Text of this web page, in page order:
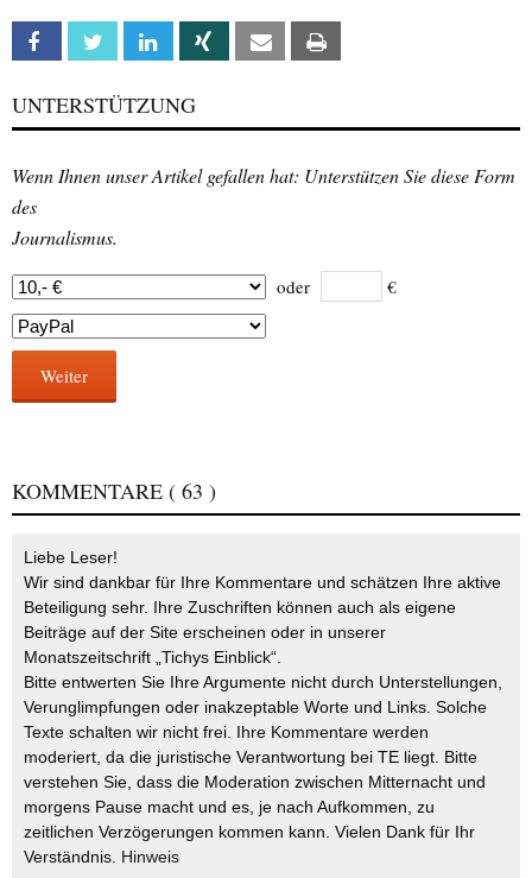
Facebook Twitter Linkedin Xing Email
UNTERSTÜTZUNG
Wenn Ihnen unser Artikel gefallen hat: Unterstützen Sie diese Form
des
Journalismus.
oder €
Weiter
KOMMENTARE ( 63 )
Liebe Leser!
Wir sind dankbar für Ihre Kommentare und schätzen Ihre aktive
Beteiligung sehr. Ihre Zuschriften können auch als eigene
Beiträge auf der Site erscheinen oder in unserer
Monatszeitschrift „Tichys Einblick“.
Bitte entwerten Sie Ihre Argumente nicht durch Unterstellungen,
Verunglimpfungen oder inakzeptable Worte und Links. Solche
Texte schalten wir nicht frei. Ihre Kommentare werden
moderiert, da die juristische Verantwortung bei TE liegt. Bitte
verstehen Sie, dass die Moderation zwischen Mitternacht und
morgens Pause macht und es, je nach Aufkommen, zu
zeitlichen Verzögerungen kommen kann. Vielen Dank für Ihr
Verständnis. Hinweis